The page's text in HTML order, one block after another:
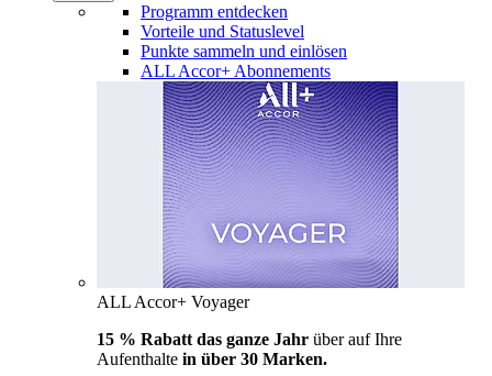
Programm entdecken
Vorteile und Statuslevel
Punkte sammeln und einlösen
ALL Accor+ Abonnements
ALL Accor+ Voyager
15 % Rabatt das ganze Jahr über auf Ihre
Aufenthalte in über 30 Marken.